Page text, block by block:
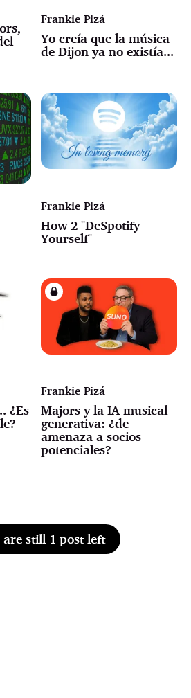
Frankie Pizá
Yo creía que la música
de Dijon ya no existía...
Frankie Pizá
How 2 "DeSpotify
Yourself"
¿Es
Frankie Pizá
Majors y la IA musical
generativa: ¿de
amenaza a socios
potenciales?
are still 1 post left